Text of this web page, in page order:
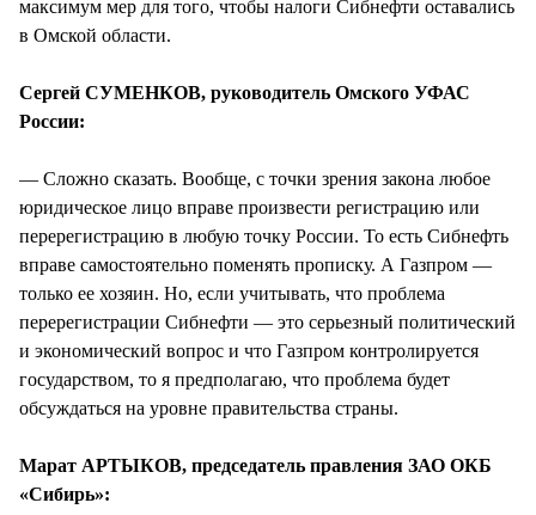
максимум мер для того, чтобы налоги Сибнефти оставались
в Омской области.
Сергей СУМЕНКОВ, руководитель Омского УФАС
России:
— Сложно сказать. Вообще, с точки зрения закона любое
юридическое лицо вправе произвести регистрацию или
перерегистрацию в любую точку России. То есть Сибнефть
вправе самостоятельно поменять прописку. А Газпром —
только ее хозяин. Но, если учитывать, что проблема
перерегистрации Сибнефти — это серьезный политический
и экономический вопрос и что Газпром контролируется
государством, то я предполагаю, что проблема будет
обсуждаться на уровне правительства страны.
Марат АРТЫКОВ, председатель правления ЗАО ОКБ
«Сибирь»: